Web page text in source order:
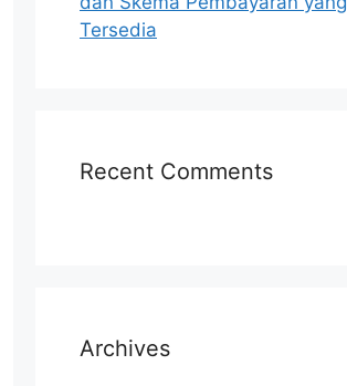
Tersedia
Recent Comments
Archives